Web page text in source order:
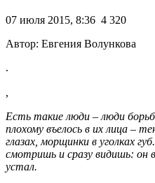
07 июля 2015, 8:36 4 320
Автор: Евгения Волункова
.
,
Есть такие люди – люди
плохому въелось в их лица –
глазах, морщинки в уголках
смотришь и сразу видишь: он
устал.